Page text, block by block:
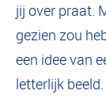
jij over praat.
gezien zou
een idee van
letterlijk